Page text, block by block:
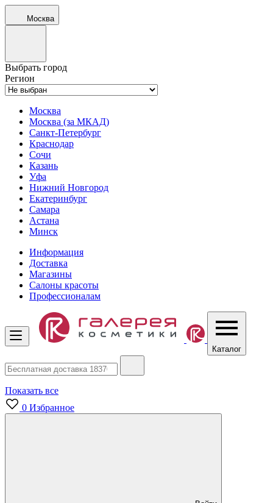
Москва
Выбрать город
Регион
Москва
Москва (за МКАД)
Санкт-Петербург
Краснодар
Сочи
Казань
Уфа
Нижний Новгород
Екатеринбург
Самара
Астана
Минск
Информация
Доставка
Магазины
Салоны красоты
Профессионалам
Каталог
Показать все
0 Избранное